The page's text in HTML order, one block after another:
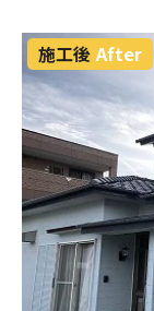
施工後 After